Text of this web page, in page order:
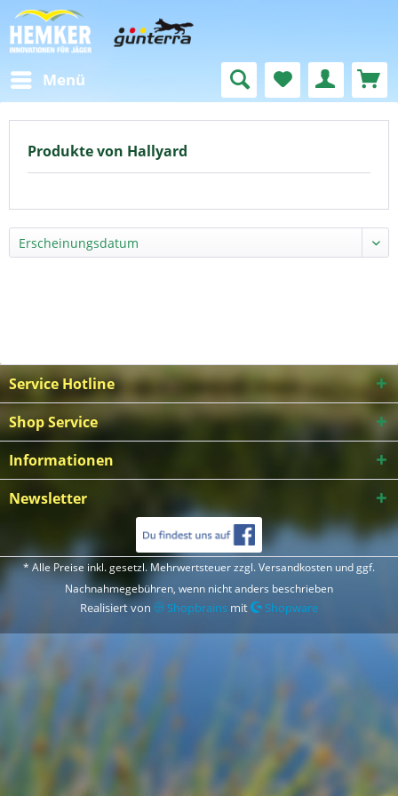
Menü
Produkte von Hallyard
Service Hotline
Shop Service
Informationen
Newsletter
* Alle Preise inkl. gesetzl. Mehrwertsteuer zzgl.Versandkosten und ggf.
Nachnahmegebühren, wenn nicht anders beschrieben
Realisiert von Shopbrains mit Shopware